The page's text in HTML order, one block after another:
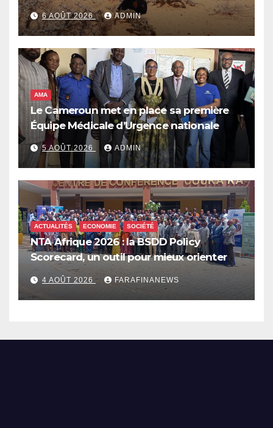
de réponse face à la menace d’El Niño,
qui pourrait plonger des dizaines de
millions de personnes dans l’insécurité
alimentaire aiguë
6 AOÛT 2026 ADMIN
AMA
Le Cameroun met en place sa première
Équipe Médicale d’Urgence nationale
5 AOÛT 2026 ADMIN
ACTUALITÉS ECONOMIE SOCIÉTÉ
NTA Afrique 2026 : la BSDD Policy
Scorecard, un outil pour mieux orienter
les dépenses publiques
4 AOÛT 2026 FARAFINANEWS